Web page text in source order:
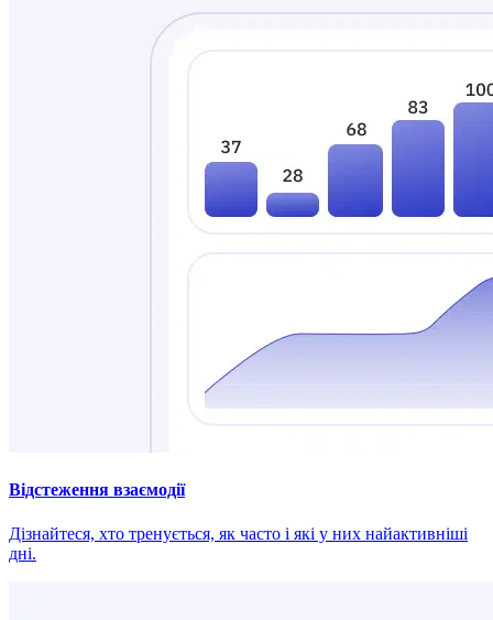
Відстеження взаємодії
Дізнайтеся, хто тренується, як часто і які у них найактивніші
дні.